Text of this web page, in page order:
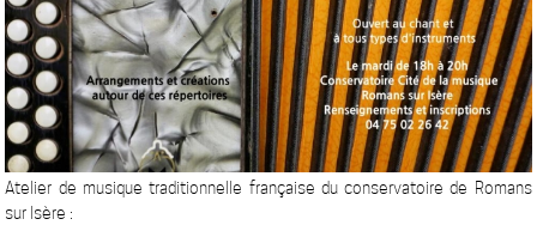
Atelier de musique traditionnelle française du conservatoire de Romans
sur Isère :